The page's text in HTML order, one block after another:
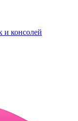
и консолей